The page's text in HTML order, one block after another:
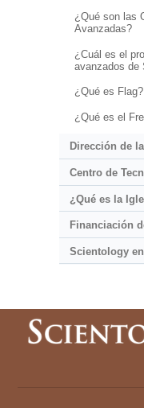
¿Qué son las
Avanzadas?
¿Cuál es el
avanzados de
¿Qué es Flag?
¿Qué es el
Dirección de
Centro de
¿Qué es la
Financiación
Scientology